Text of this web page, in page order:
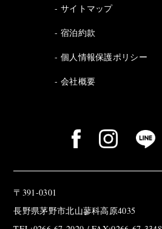
サイトマップ
宿泊約款
個人情報保護ポリシー
会社概要
〒391-0301
長野県茅野市北山蓼科高原4035